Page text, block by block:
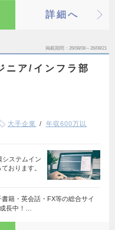
詳細へ
掲載期間 26/08/08～26/08/21
ニア/インフラ部
大手企業
年収600万以
システムイン
おります。
籍・英会話・FX等の総合サイ
長中！…